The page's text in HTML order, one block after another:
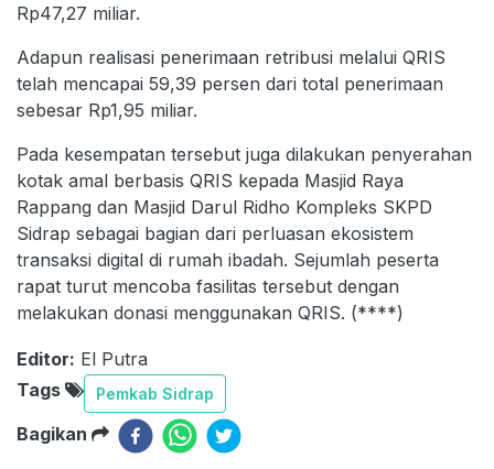
Rp47,27 miliar.
Adapun realisasi penerimaan retribusi melalui QRIS
telah mencapai 59,39 persen dari total penerimaan
sebesar Rp1,95 miliar.
Pada kesempatan tersebut juga dilakukan penyerahan
kotak amal berbasis QRIS kepada Masjid Raya
Rappang dan Masjid Darul Ridho Kompleks SKPD
Sidrap sebagai bagian dari perluasan ekosistem
transaksi digital di rumah ibadah. Sejumlah peserta
rapat turut mencoba fasilitas tersebut dengan
melakukan donasi menggunakan QRIS. (****)
Editor: El Putra
Tags
Pemkab Sidrap
Bagikan